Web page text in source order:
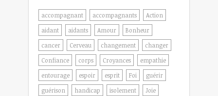
accompagnant accompagnants
Action
aidant
aidants Amour
Bonheur
cancer
Cerveau changement
changer
Confiance
corps Croyances
empathie
entourage
espoir esprit Foi
guérir
guérison
handicap isolement
Joie